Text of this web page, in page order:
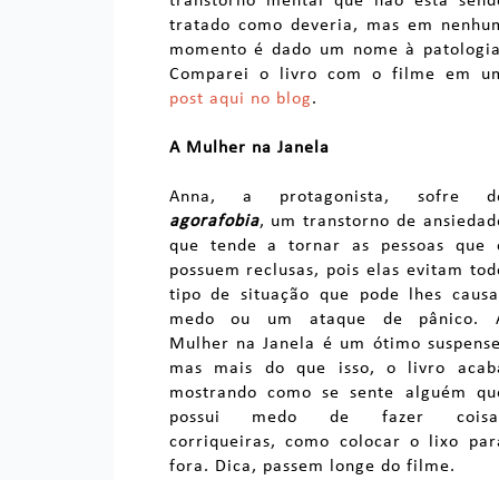
tratado como deveria, mas em
momento é dado um nome à
Comparei o livro com o filme em
post aqui no blog.
A Mulher na Janela
Anna, a protagonista, sofre
agorafobia, um transtorno de
que tende a tornar as pessoas que
possuem reclusas, pois elas evitam
tipo de situação que pode lhes
medo ou um ataque de pânico.
Mulher na Janela é um ótimo
mas mais do que isso, o livro
mostrando como se sente alguém
possui medo de fazer
corriqueiras, como colocar o lixo
fora. Dica, passem longe do filme.